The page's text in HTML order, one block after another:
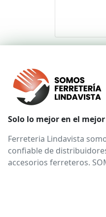
Solo lo mejor en el
Ferreteria Lindavista
confiable de
accesorios ferreteros.